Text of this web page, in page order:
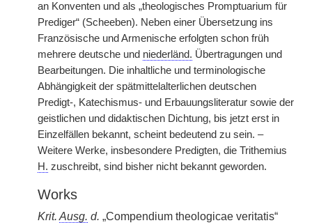
an Konventen und als „theologisches Promptuarium für
Prediger“ (Scheeben). Neben einer Übersetzung ins
Französische und Armenische erfolgten schon früh
mehrere deutsche und niederländ. Übertragungen und
Bearbeitungen. Die inhaltliche und terminologische
Abhängigkeit der spätmittelalterlichen deutschen
Predigt-, Katechismus- und Erbauungsliteratur sowie der
geistlichen und didaktischen Dichtung, bis jetzt erst in
Einzelfällen bekannt, scheint bedeutend zu sein. –
Weitere Werke, insbesondere Predigten, die Trithemius
H. zuschreibt, sind bisher nicht bekannt geworden.
Works
Krit. Ausg. d. „Compendium theologicae veritatis“